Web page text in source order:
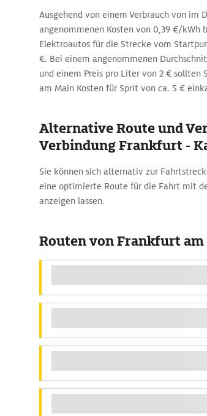
Ausgehend von einem Verbrauch von im
angenommenen Kosten von 0,39 €/kWh
Elektroautos für die Strecke vom
€. Bei einem angenommenen
und einem Preis pro Liter von 2 € sollten
am Main Kosten für Sprit von ca. 5 €
Alternative Route und
Verbindung Frankfurt -
Sie können sich alternativ zur
eine optimierte Route für die Fahrt mit
anzeigen lassen.
Routen von Frankfurt